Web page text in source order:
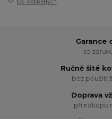
Garance
se
Ručně šité
bez použití
Doprava
při nákupu